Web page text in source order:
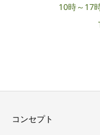
10時～17
コンセプト